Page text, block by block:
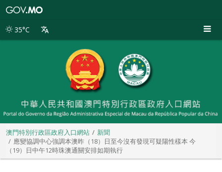
別
35°C
澳門特別行政區政府入口網站
新聞
應變協調中心強調本澳昨（18）日至今沒有發現可疑陽性樣本 今
（19）日中午12時珠澳通關安排如期執行